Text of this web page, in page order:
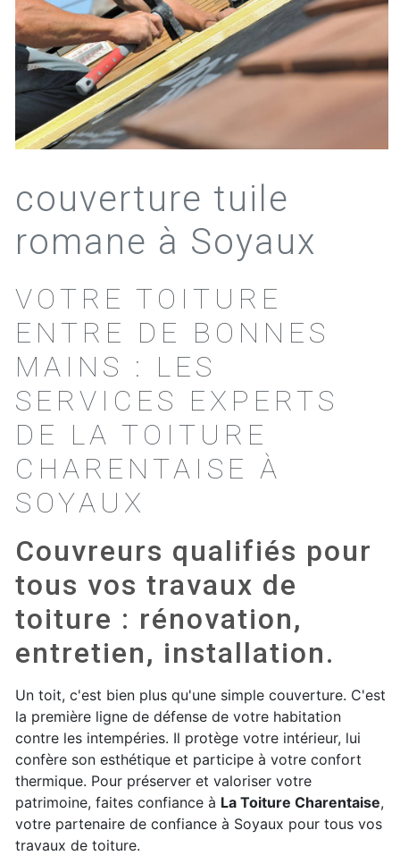
couverture tuile
romane à Soyaux
VOTRE TOITURE
ENTRE DE BONNES
MAINS : LES
SERVICES EXPERTS
DE LA TOITURE
CHARENTAISE À
SOYAUX
Couvreurs qualifiés pour
tous vos travaux de
toiture : rénovation,
entretien, installation.
Un toit, c'est bien plus qu'une simple couverture. C'est
la première ligne de défense de votre habitation
contre les intempéries. Il protège votre intérieur, lui
confère son esthétique et participe à votre confort
thermique. Pour préserver et valoriser votre
patrimoine, faites confiance à La Toiture Charentaise,
votre partenaire de confiance à Soyaux pour tous vos
travaux de toiture.